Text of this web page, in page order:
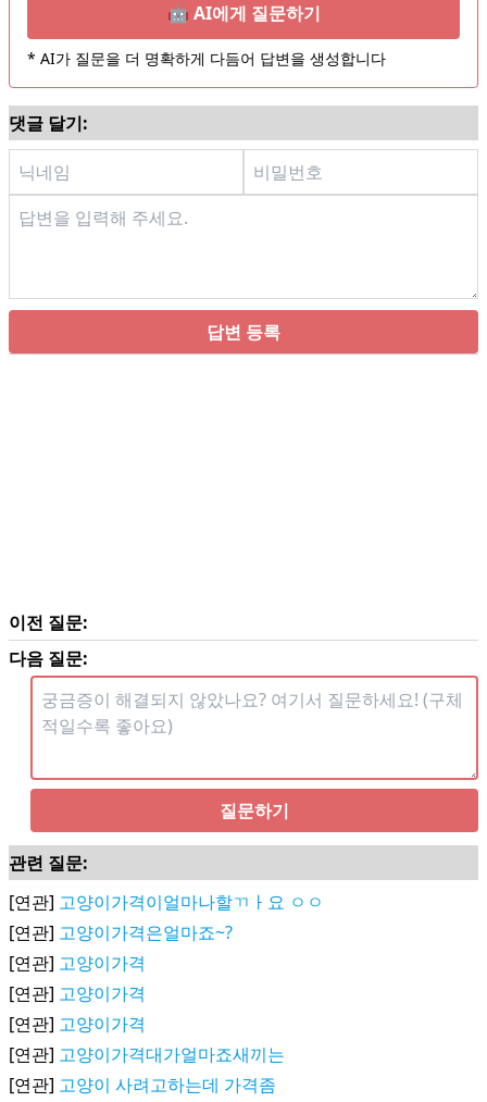
🤖 AI에게 질문하기
* AI가 질문을 더 명확하게 다듬어 답변을 생성합니다
댓글 달기:
답변 등록
이전 질문:
다음 질문:
질문하기
관련 질문:
[연관] 고양이가격이얼마나할ㄲㅏ요 ㅇㅇ
[연관] 고양이가격은얼마죠~?
[연관] 고양이가격
[연관] 고양이가격
[연관] 고양이가격
[연관] 고양이가격대가얼마죠새끼는
[연관] 고양이 사려고하는데 가격좀